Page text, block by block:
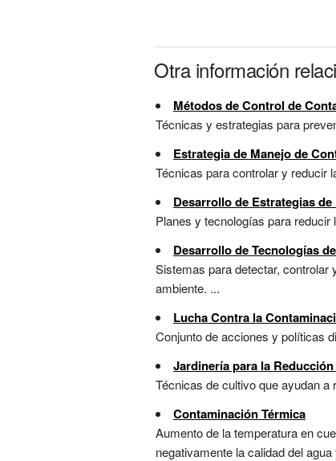
Otra información
Métodos de Control de
Técnicas y estrategias para
Estrategia de Manejo de
Técnicas para controlar y reducir
Desarrollo de Estrategias
Planes y tecnologías para reducir
Desarrollo de Tecnologías
Sistemas para detectar, controlar
ambiente. ...
Lucha Contra la
Conjunto de acciones y políticas
Jardinería para la
Técnicas de cultivo que ayudan
Contaminación Térmica
Aumento de la temperatura en
negativamente la calidad del